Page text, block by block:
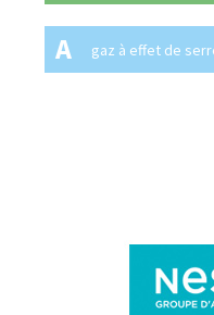
A gaz à effet de